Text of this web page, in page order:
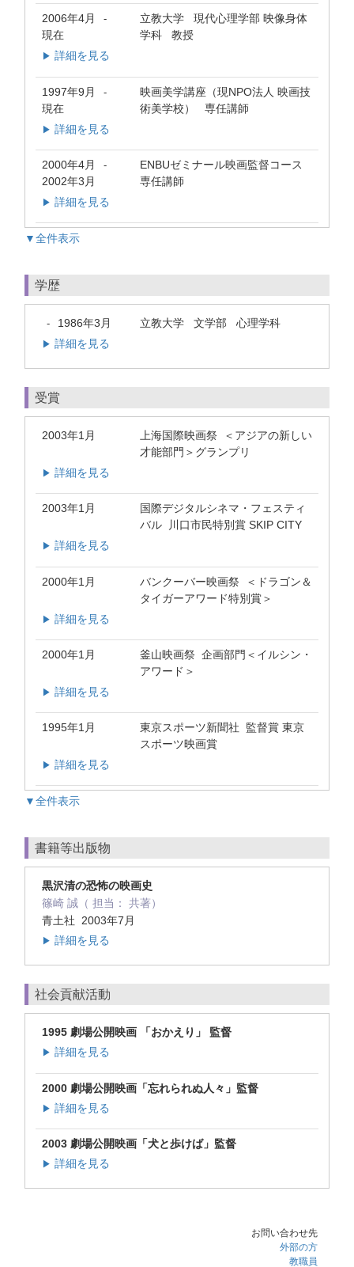
2006年4月 -
現在
立教大学 現代心理学部 映像身体
学科 教授
▶ 詳細を見る
1997年9月 -
現在
映画美学講座（現NPO法人 映画技
術美学校） 専任講師
▶ 詳細を見る
2000年4月 -
2002年3月
ENBUゼミナール映画監督コース
専任講師
▶ 詳細を見る
▼全件表示
学歴
- 1986年3月 立教大学 文学部 心理学科
▶ 詳細を見る
受賞
2003年1月
上海国際映画祭 ＜アジアの新しい
才能部門＞グランプリ
▶ 詳細を見る
2003年1月
国際デジタルシネマ・フェスティ
バル 川口市民特別賞 SKIP CITY
▶ 詳細を見る
2000年1月
バンクーバー映画祭 ＜ドラゴン＆
タイガーアワード特別賞＞
▶ 詳細を見る
2000年1月
釜山映画祭 企画部門＜イルシン・
アワード＞
▶ 詳細を見る
1995年1月
東京スポーツ新聞社 監督賞 東京
スポーツ映画賞
▶ 詳細を見る
▼全件表示
書籍等出版物
黒沢清の恐怖の映画史
篠崎 誠（ 担当： 共著）
青土社 2003年7月
▶ 詳細を見る
社会貢献活動
1995 劇場公開映画 「おかえり」 監督
▶ 詳細を見る
2000 劇場公開映画「忘れられぬ人々」監督
▶ 詳細を見る
2003 劇場公開映画「犬と歩けば」監督
▶ 詳細を見る
お問い合わせ先
外部の方
教職員